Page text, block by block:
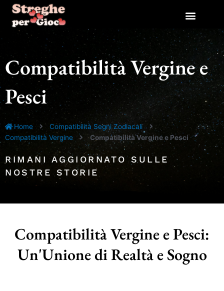
contenuto
Compatibilità Vergine e
Pesci
Home
Compatibilità Segni Zodiacali
Compatibilità Vergine
Compatibilità Vergine e Pesci
RIMANI AGGIORNATO SULLE
NOSTRE STORIE
Compatibilità Vergine e Pesci:
Un'Unione di Realtà e Sogno